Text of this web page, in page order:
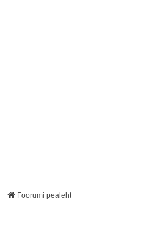
Foorumi pealeht